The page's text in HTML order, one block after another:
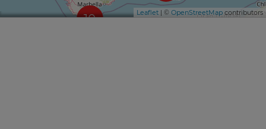
10 Leaflet | © OpenStreetMap contributors